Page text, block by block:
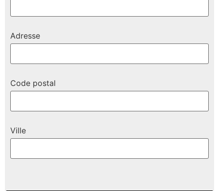
Adresse
Code postal
Ville